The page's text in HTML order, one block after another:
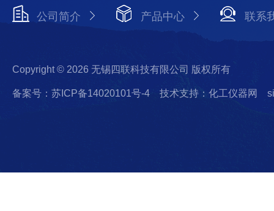
公司简介 产品中心 联系
Copyright © 2026 无锡四联科技有限公司 版权所有
备案号：苏ICP备14020101号-4 技术支持：化工仪器网